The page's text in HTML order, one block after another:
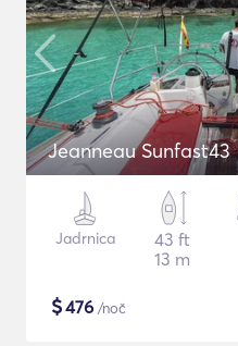
Jeanneau Sunfast43
Jadrnica
43 ft
13 m
$476 /noč